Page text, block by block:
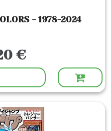
- 1978-2024
€